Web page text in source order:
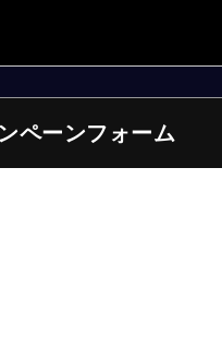
ペーンフォーム